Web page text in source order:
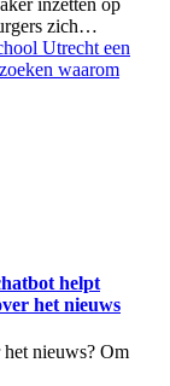
zich…
helpt
het nieuws
nieuws? Om